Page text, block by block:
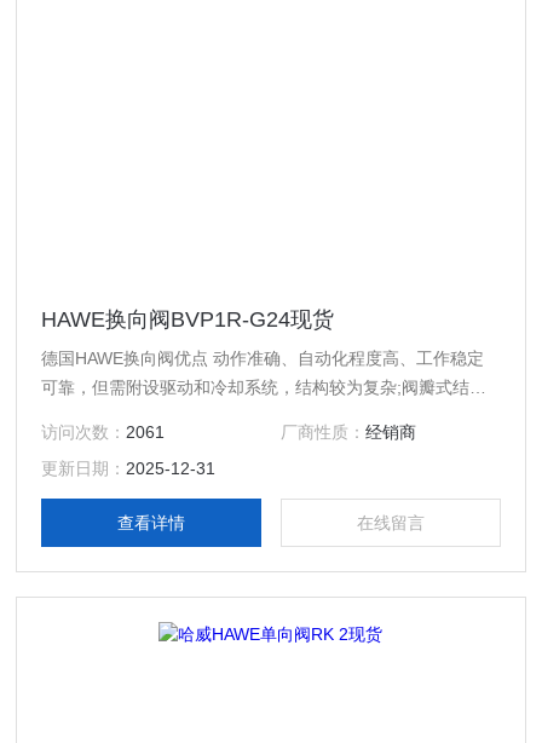
HAWE换向阀BVP1R-G24现货
德国HAWE换向阀优点 动作准确、自动化程度高、工作稳定
可靠，但需附设驱动和冷却系统，结构较为复杂;阀瓣式结构
矿山和冶金等行业中，六通换向阀是一种重要的流体换向设
备。该阀安装在稀油润滑系统输送润滑油的管道中。通过变换
密封组件在阀体中的相对位置，使阀体各通道连通或断开，从
而控制流体的换向和启停。
访问次数： 2061 厂商性质： 经销商
更新日期： 2025-12-31
查看详情 在线留言